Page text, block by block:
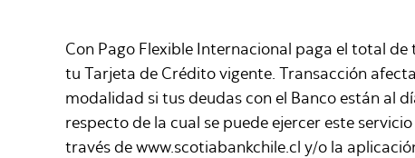
Con Pago Flexible Internacional paga el total
tu Tarjeta de Crédito vigente. Transacción
modalidad si tus deudas con el Banco están al
respecto de la cual se puede ejercer este
través de www.scotiabankchile.cl y/o la